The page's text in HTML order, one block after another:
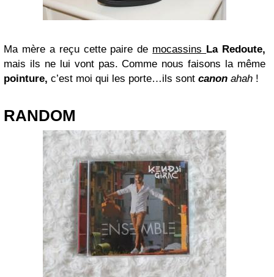
Ma mère a reçu cette paire de mocassins La Redoute,
mais ils ne lui vont pas. Comme nous faisons la même
pointure, c’est moi qui les porte…ils sont canon ahah !
RANDOM